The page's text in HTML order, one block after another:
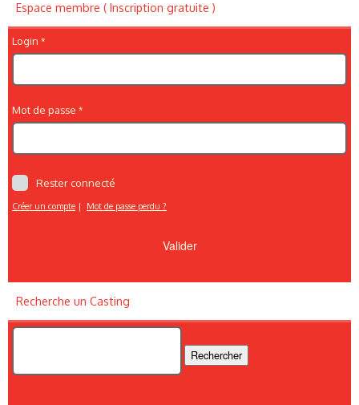
Espace membre ( Inscription gratuite )
Login
Mot de passe
Rester connecté
Créer un compte | Mot de passe perdu ?
Recherche un Casting